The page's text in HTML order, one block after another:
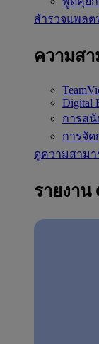
สำรวจแพลต
ความส
Digital
การส
การจั
ดูความสาม
รายงาน